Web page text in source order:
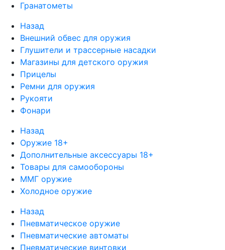
Гранатометы
Назад
Внешний обвес для оружия
Глушители и трассерные насадки
Магазины для детского оружия
Прицелы
Ремни для оружия
Рукояти
Фонари
Назад
Оружие 18+
Дополнительные аксессуары 18+
Товары для самообороны
ММГ оружие
Холодное оружие
Назад
Пневматическое оружие
Пневматические автоматы
Пневматические винтовки